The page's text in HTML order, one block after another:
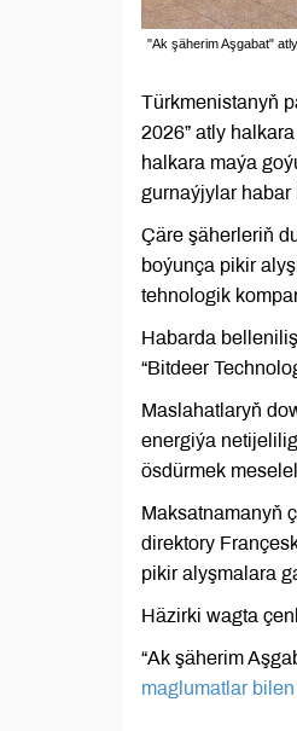
"Ak şäherim Aşgabat"
Türkmenistanyň
2026” atly
halkara maýa
gurnaýjylar habar
Çäre şäherleriň
boýunça pikir
tehnologik
Habarda
“Bitdeer
Maslahatlaryň
energiýa
ösdürmek
Maksatnamanyň
direktory
pikir alyşmalara
Häzirki wagta
“Ak şäherim
maglumatlar